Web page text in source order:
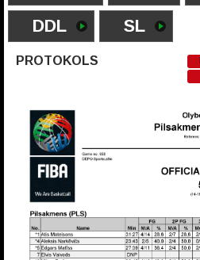
DDL
SL
PROTOKOLS